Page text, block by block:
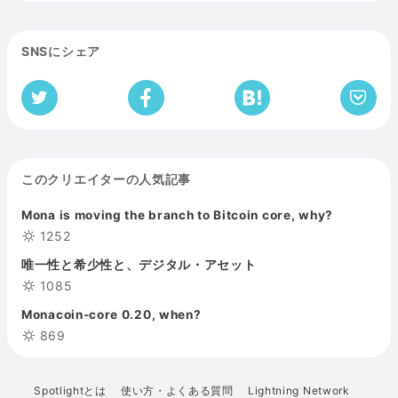
SNSにシェア
このクリエイターの人気記事
Mona is moving the branch to Bitcoin core, why?
1252
唯一性と希少性と、デジタル・アセット
1085
Monacoin-core 0.20, when?
869
Spotlightとは 使い方・よくある質問 Lightning Network